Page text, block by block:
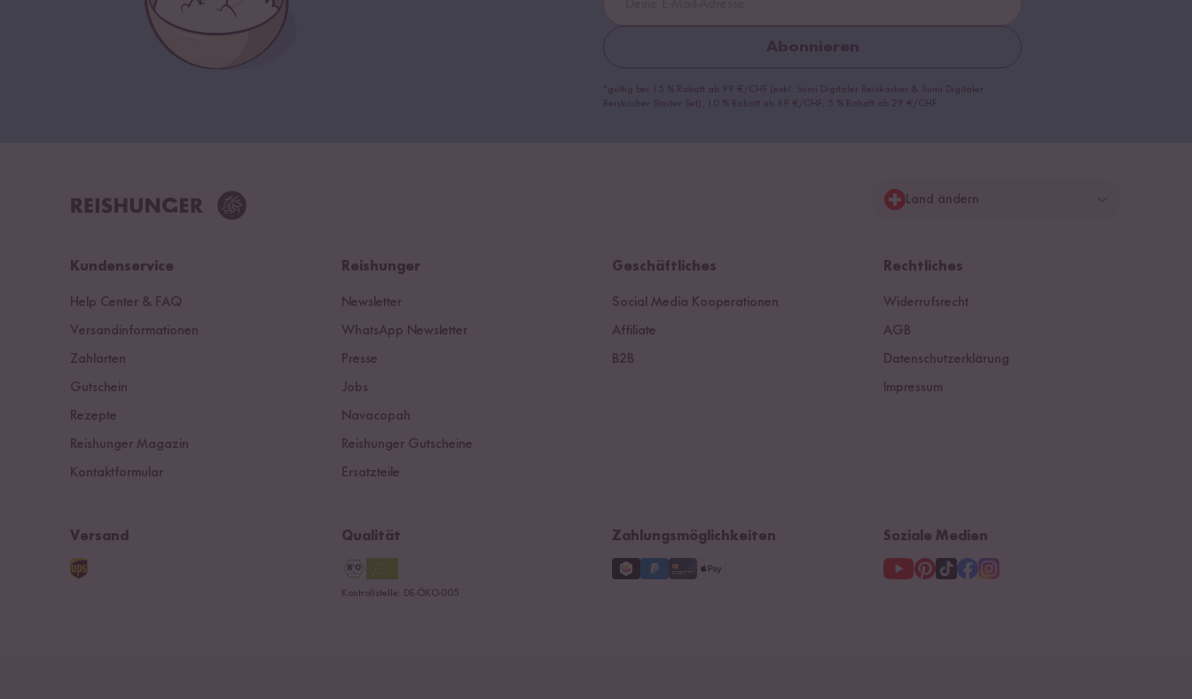
Abonnieren
*gültig bei 15 % Rabatt ab 99 €/CHF (exkl. Sumi Digitaler Reiskocher & Sumi Digitaler
Reiskocher Starter Set), 10 % Rabatt ab 69 €/CHF, 5 % Rabatt ab 29 €/CHF
Land ändern
Österreich
Niederlande
Kundenservice
Help Center & FAQ
Versandinformationen
Zahlarten
Gutschein
Rezepte
Reishunger Magazin
Kontaktformular
Reishunger
Newsletter
WhatsApp Newsletter
Presse
Jobs
Navacopah
Reishunger Gutscheine
Ersatzteile
Geschäftliches
Social Media Kooperationen
Affiliate
B2B
Rechtliches
Widerrufsrecht
AGB
Datenschutzerklärung
Impressum
Versand Qualität
Kontrollstelle: DE-ÖKO-005
Zahlungsmöglichkeiten Soziale Medien